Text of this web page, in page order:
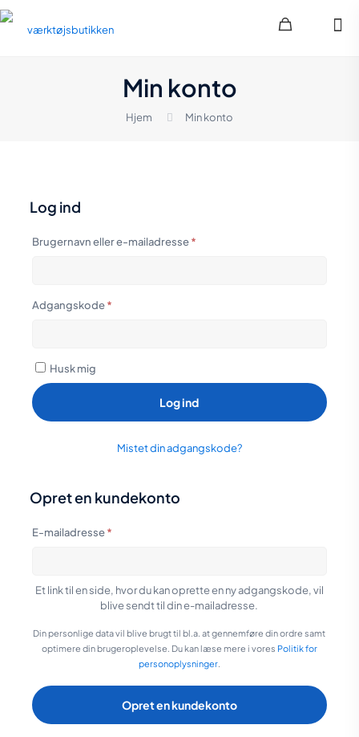
Min konto
Hjem Min konto
Log ind
Brugernavn eller e-mailadresse*Påkrævet
Adgangskode*Påkrævet
Husk mig
Log ind
Mistet din adgangskode?
Opret en kundekonto
E-mailadresse*Påkrævet
Et link til en side, hvor du kan oprette en ny adgangskode, vil
blive sendt til din e-mailadresse.
Din personlige data vil blive brugt til bl.a. at gennemføre din ordre samt
optimere din brugeroplevelse. Du kan læse mere i vores Politik for
personoplysninger.
Opret en kundekonto